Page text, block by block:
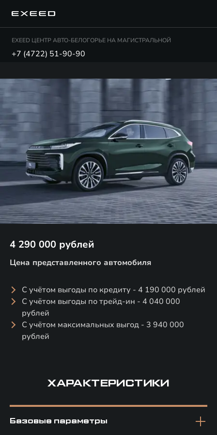
EXEED ЦЕНТР АВТО-БЕЛОГОРЬЕ НА МАГИСТРАЛЬНОЙ
+7 (4722) 51-90-90
TXL ФЛАГМАН / FLAGSHIP
4 290 000 рублей
Цена представленного автомобиля
С учётом выгоды по кредиту - 4 190 000 рублей
С учётом выгоды по трейд-ин - 4 040 000
рублей
С учётом максимальных выгод - 3 940 000
рублей
ХАРАКТЕРИСТИКИ
Базовые параметры